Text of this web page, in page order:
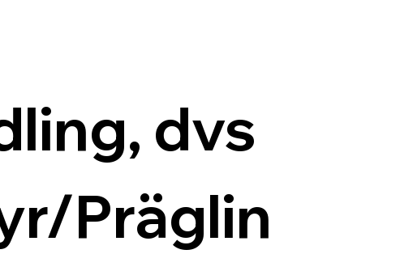
dvs
Präglin